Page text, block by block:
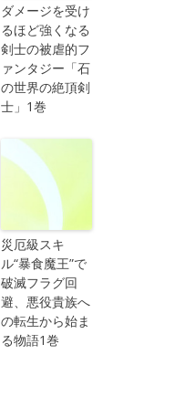
ダメージを受け
るほど強くなる
剣士の被虐的フ
ァンタジー「石
の世界の絶頂剣
士」1巻
災厄級スキ
ル“暴食魔王”で
破滅フラグ回
避、悪役貴族へ
の転生から始ま
る物語1巻